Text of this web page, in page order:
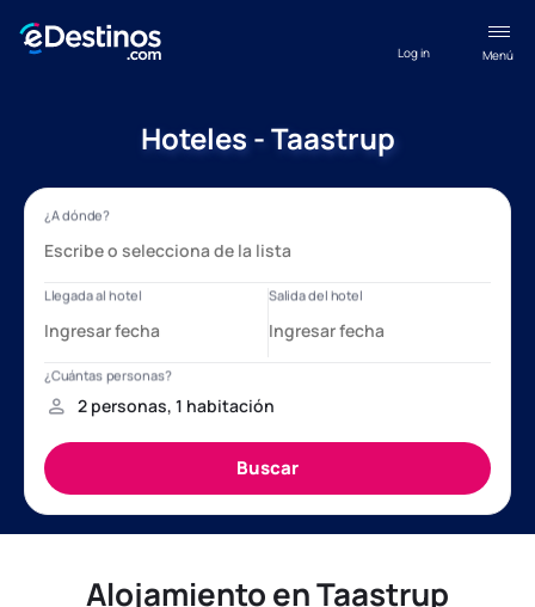
Menú
Log in
Hoteles - Taastrup
Alojamiento en Taastrup